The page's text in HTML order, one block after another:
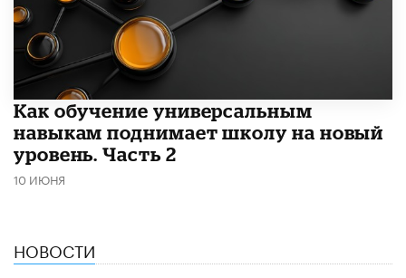
​Как обучение универсальным
навыкам поднимает школу на новый
уровень. Часть 2
10 ИЮНЯ
НОВОСТИ